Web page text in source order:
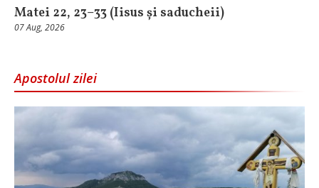
Matei 22, 23–33 (Iisus și saducheii)
07 Aug, 2026
Apostolul zilei